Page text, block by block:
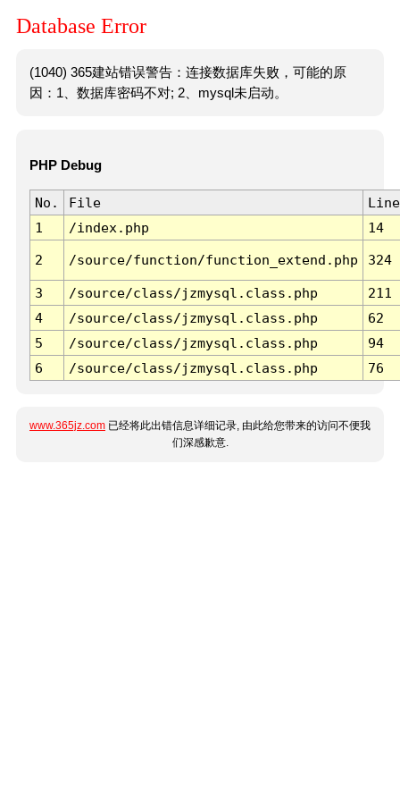
Database Error
(1040) 365建站错误警告：连接数据库失败，可能的原
因：1、数据库密码不对; 2、mysql未启动。
PHP Debug
No. File
Line
1
/index.php 14
2 /source/function/function_extend.php 324
3 /source/class/jzmysql.class.php
211
4
/source/class/jzmysql.class.php
62
5
/source/class/jzmysql.class.php
94
6
/source/class/jzmysql.class.php 76
www.365jz.com 已经将此出错信息详细记录, 由此给您带来的访问不便我
们深感歉意.